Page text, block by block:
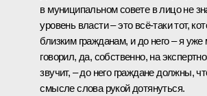
в муниципальном совете в лицо не
уровень власти – это всё‑таки тот,
близким гражданам, и до него – я уже
говорил, да, собственно, на
звучит, – до него граждане должны,
смысле слова рукой дотянуться.